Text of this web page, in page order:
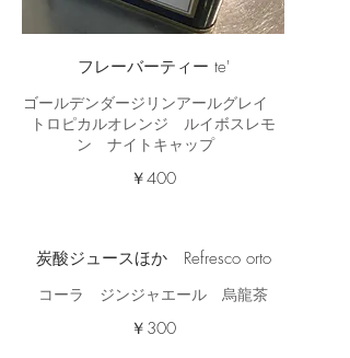
フレーバーティー te'
ゴールデンダージリンアールグレイ
トロピカルオレンジ ルイボスレモ
ン ナイトキャップ
￥400
炭酸ジュースほか Refresco orto
コーラ ジンジャエール 烏龍茶
￥300